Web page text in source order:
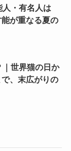
・有名人は
が重なる夏の
世界猫の日か
、末広がりの